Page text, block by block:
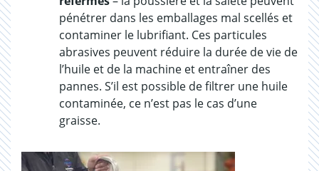
pénétrer dans les emballages mal scellés et
contaminer le lubrifiant. Ces particules
abrasives peuvent réduire la durée de vie de
l’huile et de la machine et entraîner des
pannes. S’il est possible de filtrer une huile
contaminée, ce n’est pas le cas d’une
graisse.